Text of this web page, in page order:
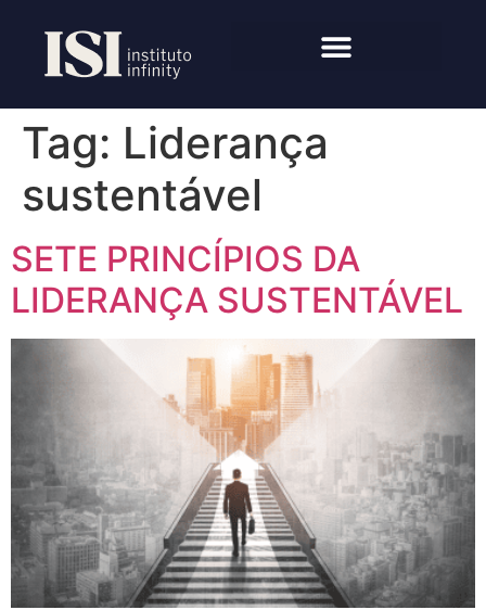
Tag: Liderança
sustentável
SETE PRINCÍPIOS DA
LIDERANÇA SUSTENTÁVEL